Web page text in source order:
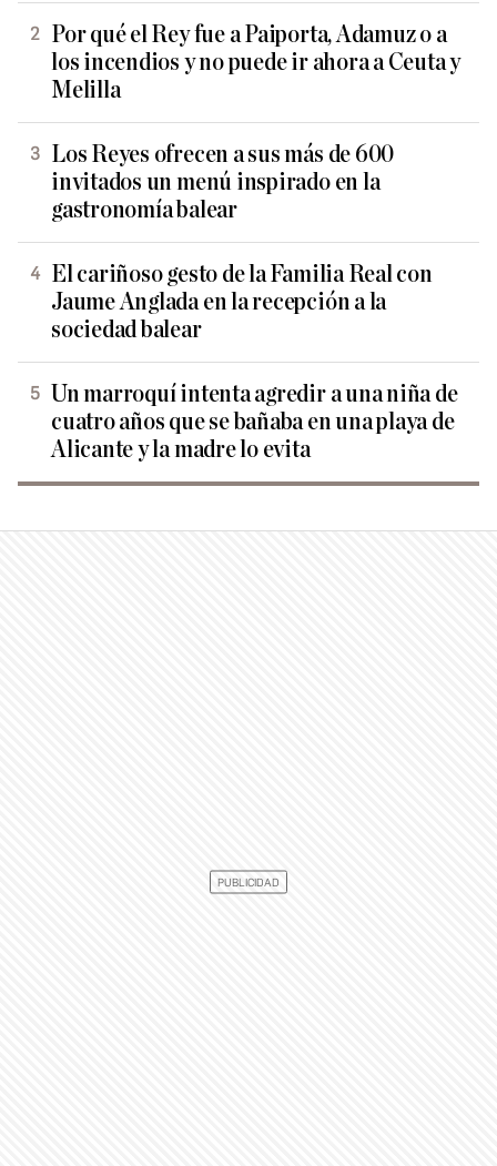
Por qué el Rey fue a Paiporta, Adamuz o a
los incendios y no puede ir ahora a Ceuta y
Melilla
Los Reyes ofrecen a sus más de 600
invitados un menú inspirado en la
gastronomía balear
El cariñoso gesto de la Familia Real con
Jaume Anglada en la recepción a la
sociedad balear
Un marroquí intenta agredir a una niña de
cuatro años que se bañaba en una playa de
Alicante y la madre lo evita